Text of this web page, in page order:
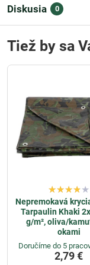
Diskusia 0
Tiež by sa
Nepremokavá
Tarpaulin Khaki
g/m², oliva/
okami
Doručíme do 5
2,79 €